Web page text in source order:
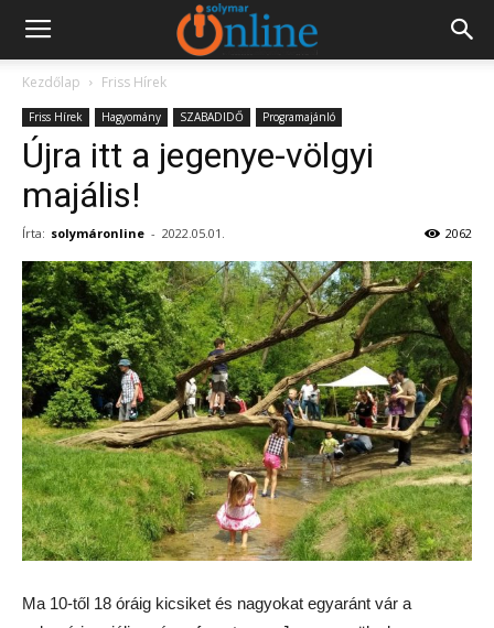
Kezdőlap Friss Hírek
Friss Hírek Hagyomány SZABADIDŐ Programajánló
Újra itt a jegenye-völgyi
majális!
Írta: solymáronline - 2022.05.01. 2062
Ma 10-től 18 óráig kicsiket és nagyokat egyaránt vár a